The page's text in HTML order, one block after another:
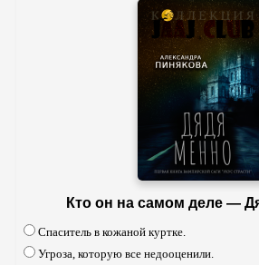
Кто он на самом деле —
Спаситель в кожаной куртке.
Угроза, которую все недооценили.